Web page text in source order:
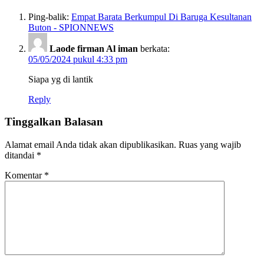
Ping-balik: Empat Barata Berkumpul Di Baruga Kesultanan
Buton - SPIONNEWS
Laode firman Al iman berkata:
05/05/2024 pukul 4:33 pm
Siapa yg di lantik
Reply
Tinggalkan Balasan
Alamat email Anda tidak akan dipublikasikan. Ruas yang wajib
ditandai *
Komentar *